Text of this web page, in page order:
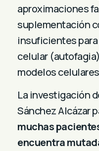
aproximaciones
suplementación
insuficientes
celular
modelos
La investigación
Sánchez Alcázar
muchas
encuentra